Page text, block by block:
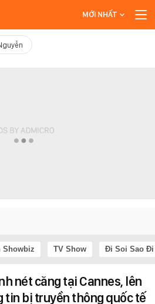
MỚI NHẤT
Showbiz TV Show Đi Soi Sao Đi
nét căng tại Cannes, lên
tin bị truyền thông quốc tế